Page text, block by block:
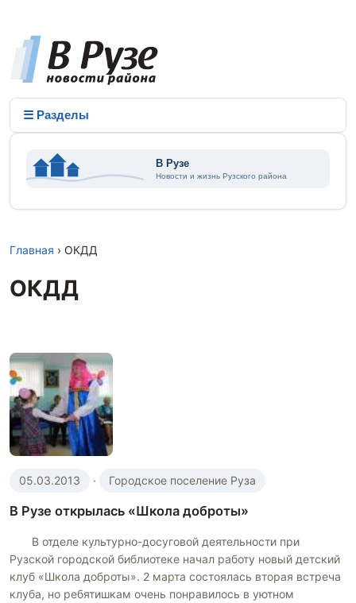
☰ Разделы
Главная › ОКДД
ОКДД
05.03.2013 · Городское поселение Руза
В Рузе открылась «Школа доброты»
В отделе культурно-досуговой деятельности при
Рузской городской библиотеке начал работу новый детский
клуб «Школа доброты». 2 марта состоялась вторая встреча
клуба, но ребятишкам очень понравилось в уютном